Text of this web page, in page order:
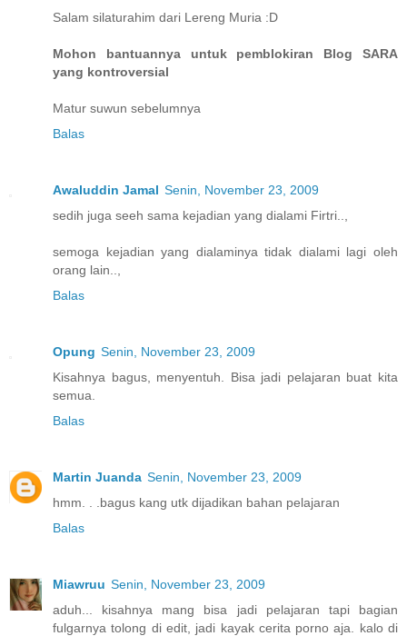
Salam silaturahim dari Lereng Muria :D
Mohon bantuannya untuk pemblokiran Blog SARA
yang kontroversial
Matur suwun sebelumnya
Balas
Awaluddin Jamal Senin, November 23, 2009
sedih juga seeh sama kejadian yang dialami Firtri..,
semoga kejadian yang dialaminya tidak dialami lagi oleh
orang lain..,
Balas
Opung Senin, November 23, 2009
Kisahnya bagus, menyentuh. Bisa jadi pelajaran buat kita
semua.
Balas
Martin Juanda Senin, November 23, 2009
hmm. . .bagus kang utk dijadikan bahan pelajaran
Balas
Miawruu Senin, November 23, 2009
aduh... kisahnya mang bisa jadi pelajaran tapi bagian
fulgarnya tolong di edit, jadi kayak cerita porno aja. kalo di